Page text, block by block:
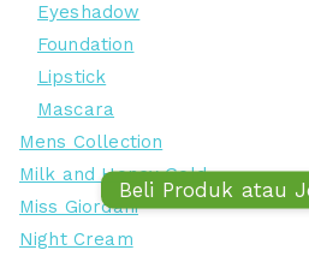
Eyeshadow
Foundation
Lipstick
Mascara
Mens Collection
Milk and Honey Gold
Miss Giordani
Night Cream
Beli Produk atau